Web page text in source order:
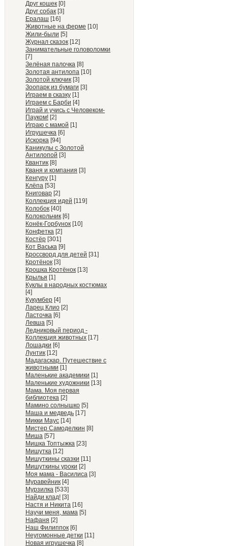
Друг кошек [0]
Друг собак [3]
Ералаш [16]
Животные на ферме [10]
Жили-были [5]
Журнал сказок [12]
Занимательные головоломки
[7]
Зелёная палочка [8]
Золотая антилопа [10]
Золотой ключик [3]
Зоопарк из бумаги [3]
Играем в сказку [1]
Играем с Барби [4]
Играй и учись с Человеком-
Пауком! [2]
Играю с мамой [1]
Игрушечка [6]
Искорка [94]
Каникулы с Золотой
Антилопой [3]
Квантик [8]
Кваня и компания [3]
Кенгуру [1]
Клёпа [53]
Книговар [2]
Коллекция идей [119]
Колобок [40]
Колокольчик [6]
Конёк-Горбунок [10]
Конфетка [2]
Костёр [301]
Кот Васька [9]
Кроссворд для детей [31]
Кротёнок [3]
Крошка Кротёнок [13]
Крылья [1]
Куклы в народных костюмах
[4]
Кукумбер [4]
Ларец Клио [2]
Ласточка [6]
Левша [5]
Ледниковый период -
Коллекция животных [17]
Лошадки [6]
Лунтик [12]
Мадагаскар. Путешествие с
животными [1]
Маленькие академики [1]
Маленькие художники [13]
Мама. Моя первая
библиотека [2]
Мамино солнышко [5]
Маша и медведь [17]
Микки Маус [14]
Мистер Самоделкин [8]
Миша [57]
Мишка Топтыжка [23]
Мишутка [12]
Мишуткины сказки [11]
Мишуткины уроки [2]
Моя мама - Василиса [3]
Муравейник [4]
Мурзилка [533]
Найди клад! [3]
Настя и Никита [16]
Научи меня, мама [5]
Нафаня [2]
Наш Филиппок [6]
Неугомонные детки [11]
Новая игрушечка [8]